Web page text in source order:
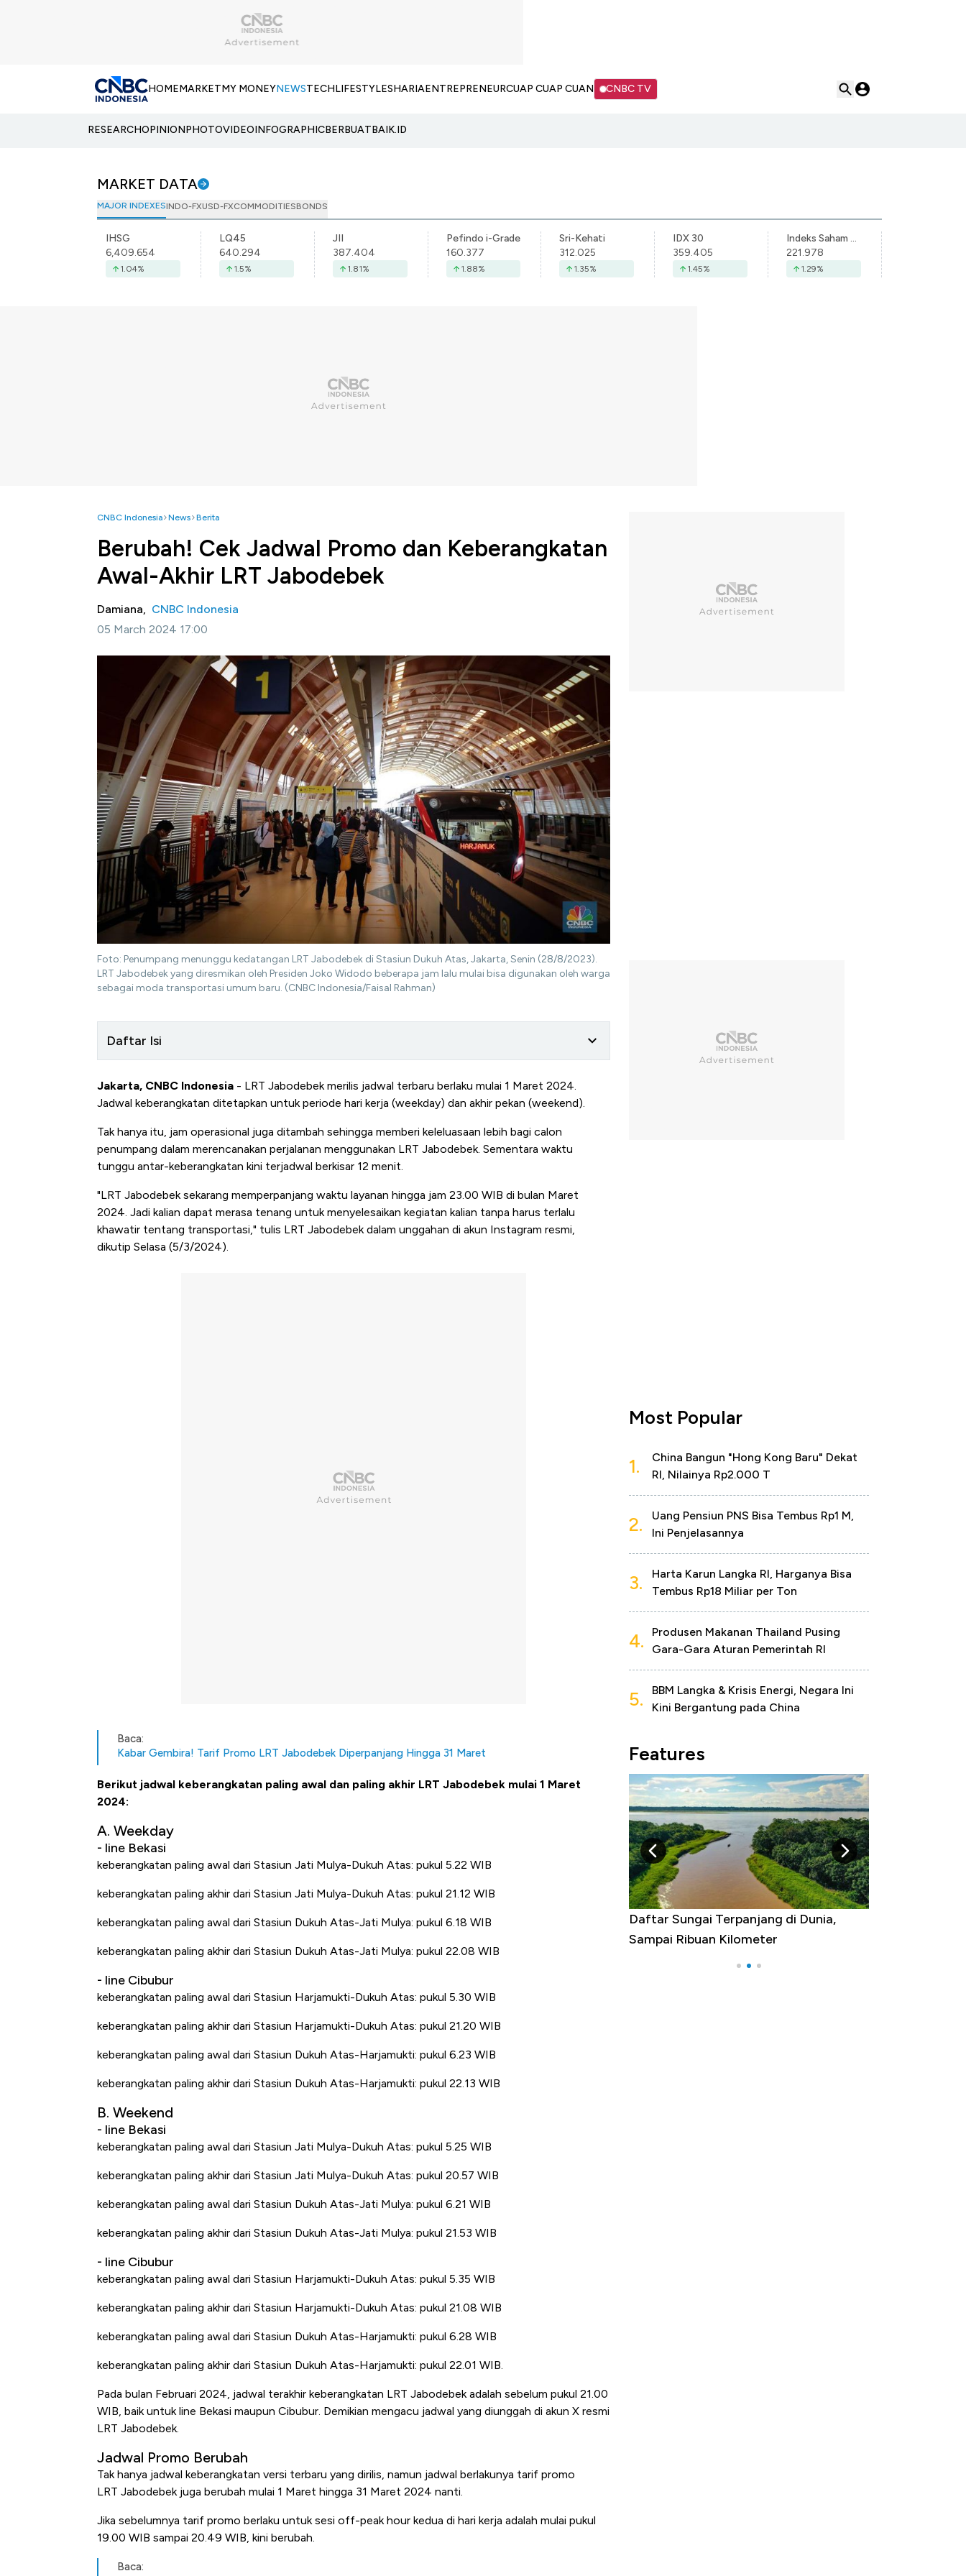
HOMEMARKETMY MONEYNEWSTECHLIFESTYLESHARIAENTREPRENEURCUAP CUAP CUAN CNBC TV
RESEARCHOPINIONPHOTOVIDEOINFOGRAPHICBERBUATBAIK.ID
MARKET DATA
MAJOR INDEXESINDO-FXUSD-FXCOMMODITIESBONDS
IHSG
6,409.654
1.04%
LQ45
640.294
1.5%
JII
387.404
1.81%
Pefindo i-Grade
160.377
1.88%
Sri-Kehati
312.025
1.35%
IDX 30
359.405
1.45%
Indeks Saham Syariah Indonesia
221.978
1.29%
CNBC Indonesia News Berita
Berubah! Cek Jadwal Promo dan Keberangkatan
Awal-Akhir LRT Jabodebek
Damiana, CNBC Indonesia
05 March 2024 17:00
Foto: Penumpang menunggu kedatangan LRT Jabodebek di Stasiun Dukuh Atas, Jakarta, Senin (28/8/2023).
LRT Jabodebek yang diresmikan oleh Presiden Joko Widodo beberapa jam lalu mulai bisa digunakan oleh warga
sebagai moda transportasi umum baru. (CNBC Indonesia/Faisal Rahman)
Daftar Isi
Jakarta, CNBC Indonesia - LRT Jabodebek merilis jadwal terbaru berlaku mulai 1 Maret 2024.
Jadwal keberangkatan ditetapkan untuk periode hari kerja (weekday) dan akhir pekan (weekend).
Tak hanya itu, jam operasional juga ditambah sehingga memberi keleluasaan lebih bagi calon
penumpang dalam merencanakan perjalanan menggunakan LRT Jabodebek. Sementara waktu
tunggu antar-keberangkatan kini terjadwal berkisar 12 menit.
"LRT Jabodebek sekarang memperpanjang waktu layanan hingga jam 23.00 WIB di bulan Maret
2024. Jadi kalian dapat merasa tenang untuk menyelesaikan kegiatan kalian tanpa harus terlalu
khawatir tentang transportasi," tulis LRT Jabodebek dalam unggahan di akun Instagram resmi,
dikutip Selasa (5/3/2024).
Baca:
Kabar Gembira! Tarif Promo LRT Jabodebek Diperpanjang Hingga 31 Maret
Berikut jadwal keberangkatan paling awal dan paling akhir LRT Jabodebek mulai 1 Maret
2024:
A. Weekday
- line Bekasi
keberangkatan paling awal dari Stasiun Jati Mulya-Dukuh Atas: pukul 5.22 WIB
keberangkatan paling akhir dari Stasiun Jati Mulya-Dukuh Atas: pukul 21.12 WIB
keberangkatan paling awal dari Stasiun Dukuh Atas-Jati Mulya: pukul 6.18 WIB
keberangkatan paling akhir dari Stasiun Dukuh Atas-Jati Mulya: pukul 22.08 WIB
- line Cibubur
keberangkatan paling awal dari Stasiun Harjamukti-Dukuh Atas: pukul 5.30 WIB
keberangkatan paling akhir dari Stasiun Harjamukti-Dukuh Atas: pukul 21.20 WIB
keberangkatan paling awal dari Stasiun Dukuh Atas-Harjamukti: pukul 6.23 WIB
keberangkatan paling akhir dari Stasiun Dukuh Atas-Harjamukti: pukul 22.13 WIB
B. Weekend
- line Bekasi
keberangkatan paling awal dari Stasiun Jati Mulya-Dukuh Atas: pukul 5.25 WIB
keberangkatan paling akhir dari Stasiun Jati Mulya-Dukuh Atas: pukul 20.57 WIB
keberangkatan paling awal dari Stasiun Dukuh Atas-Jati Mulya: pukul 6.21 WIB
keberangkatan paling akhir dari Stasiun Dukuh Atas-Jati Mulya: pukul 21.53 WIB
- line Cibubur
keberangkatan paling awal dari Stasiun Harjamukti-Dukuh Atas: pukul 5.35 WIB
keberangkatan paling akhir dari Stasiun Harjamukti-Dukuh Atas: pukul 21.08 WIB
keberangkatan paling awal dari Stasiun Dukuh Atas-Harjamukti: pukul 6.28 WIB
keberangkatan paling akhir dari Stasiun Dukuh Atas-Harjamukti: pukul 22.01 WIB.
Pada bulan Februari 2024, jadwal terakhir keberangkatan LRT Jabodebek adalah sebelum pukul 21.00
WIB, baik untuk line Bekasi maupun Cibubur. Demikian mengacu jadwal yang diunggah di akun X resmi
LRT Jabodebek.
Jadwal Promo Berubah
Tak hanya jadwal keberangkatan versi terbaru yang dirilis, namun jadwal berlakunya tarif promo
LRT Jabodebek juga berubah mulai 1 Maret hingga 31 Maret 2024 nanti.
Jika sebelumnya tarif promo berlaku untuk sesi off-peak hour kedua di hari kerja adalah mulai pukul
19.00 WIB sampai 20.49 WIB, kini berubah.
Baca:
Most Popular
1.
China Bangun "Hong Kong Baru" Dekat
RI, Nilainya Rp2.000 T
2.
Uang Pensiun PNS Bisa Tembus Rp1 M,
Ini Penjelasannya
3.
Harta Karun Langka RI, Harganya Bisa
Tembus Rp18 Miliar per Ton
4.
Produsen Makanan Thailand Pusing
Gara-Gara Aturan Pemerintah RI
5.
BBM Langka & Krisis Energi, Negara Ini
Kini Bergantung pada China
Features
Begini Cara Korsel atasi Panas Tanpa AC
Daftar Sungai Terpanjang di Dunia,
Sampai Ribuan Kilometer